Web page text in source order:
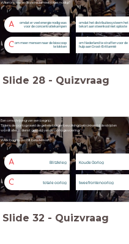
Waarom waren deze reclamespotjes nodig?
A
omdat er veel energie nodig was
voor de concentratiekampen
omdat het distributiesysteem het
tekort aan steenkool niet oploste
C om meer mensen naar de bioscoop
te lokken
om Nederland te straffen voor de
hulp aan Groot-Brittannië
Slide 28 - Quizvraag
Een omschrijving van een begrip:
Tijdens de oorlog raakt de gehele burgerbevolking betrokken bij de strijd en
wordt alles in dienst gesteld van de oorlogsvoering.
Welk begrip wordt beschreven?
A Blitzkrieg Koude Oorlog
C totale oorlog tweefrontenoorlog
Slide 32 - Quizvraag